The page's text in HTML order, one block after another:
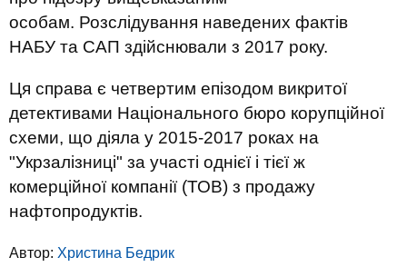
особам. Розслідування наведених фактів
НАБУ та САП здійснювали з 2017 року.
Ця справа є четвертим епізодом викритої
детективами Національного бюро корупційної
схеми, що діяла у 2015-2017 роках на
"Укрзалізниці" за участі однієї і тієї ж
комерційної компанії (ТОВ) з продажу
нафтопродуктів.
Автор: Христина Бедрик